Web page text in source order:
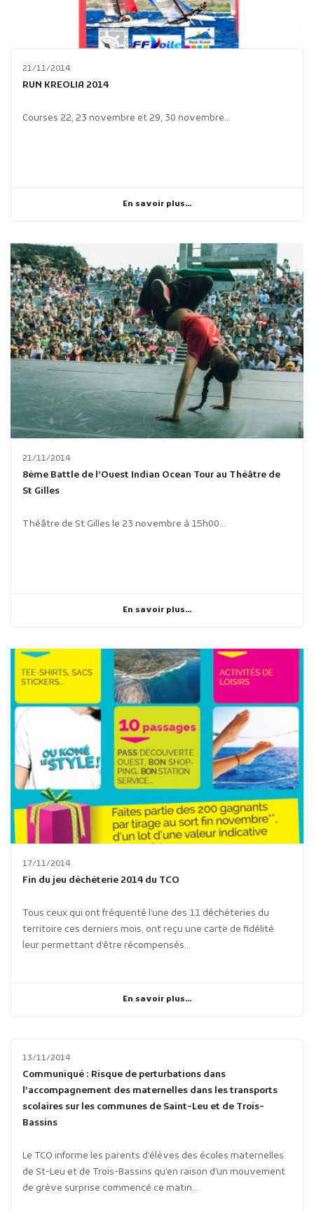
21/11/2014
RUN KREOLIA 2014
Courses 22, 23 novembre et 29, 30 novembre...
En savoir plus...
21/11/2014
8ème Battle de l’Ouest Indian Ocean Tour au Théâtre de
St Gilles
Théâtre de St Gilles le 23 novembre à 15h00...
En savoir plus...
17/11/2014
Fin du jeu déchèterie 2014 du TCO
Tous ceux qui ont fréquenté l’une des 11 déchèteries du
territoire ces derniers mois, ont reçu une carte de fidélité
leur permettant d’être récompensés...
En savoir plus...
13/11/2014
Communiqué : Risque de perturbations dans
l’accompagnement des maternelles dans les transports
scolaires sur les communes de Saint-Leu et de Trois-
Bassins
Le TCO informe les parents d’élèves des écoles maternelles
de St-Leu et de Trois-Bassins qu’en raison d’un mouvement
de grève surprise commencé ce matin...